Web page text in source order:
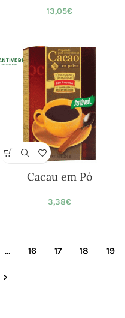
13,05€
Cacau em Pó
3,38€
… 16 17 18 19
>